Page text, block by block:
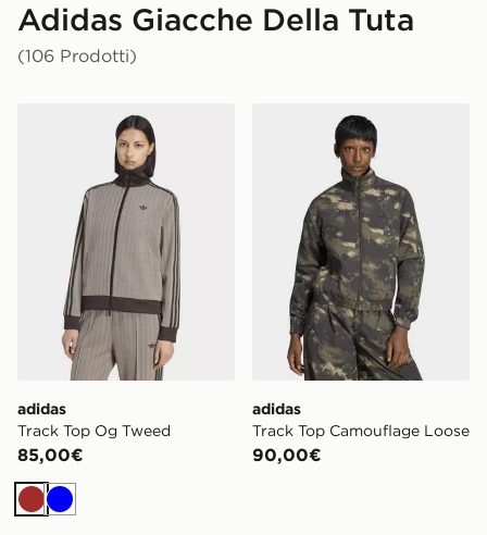
Adidas Giacche Della Tuta
(106 Prodotti)
adidas Track Top Og Tweed
adidas
Track Top Og Tweed
85,00€
Marrone
Blu
adidas Track Top
adidas
Track Top Camouflage Loose
90,00€